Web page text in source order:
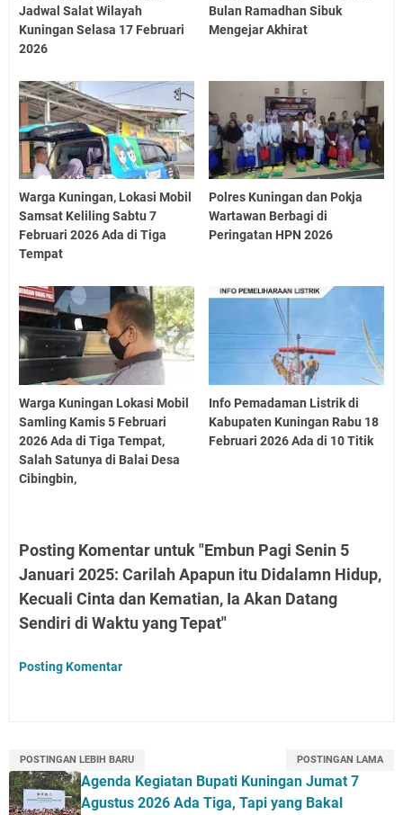
Jadwal Salat Wilayah
Kuningan Selasa 17 Februari
2026
Bulan Ramadhan Sibuk
Mengejar Akhirat
Warga Kuningan, Lokasi Mobil
Samsat Keliling Sabtu 7
Februari 2026 Ada di Tiga
Tempat
Polres Kuningan dan Pokja
Wartawan Berbagi di
Peringatan HPN 2026
Warga Kuningan Lokasi Mobil
Samling Kamis 5 Februari
2026 Ada di Tiga Tempat,
Salah Satunya di Balai Desa
Cibingbin,
Info Pemadaman Listrik di
Kabupaten Kuningan Rabu 18
Februari 2026 Ada di 10 Titik
Posting Komentar untuk "Embun Pagi Senin 5
Januari 2025: Carilah Apapun itu Didalamn Hidup,
Kecuali Cinta dan Kematian, Ia Akan Datang
Sendiri di Waktu yang Tepat"
Posting Komentar
POSTINGAN LEBIH BARU POSTINGAN LAMA
Agenda Kegiatan Bupati Kuningan Jumat 7
Agustus 2026 Ada Tiga, Tapi yang Bakal